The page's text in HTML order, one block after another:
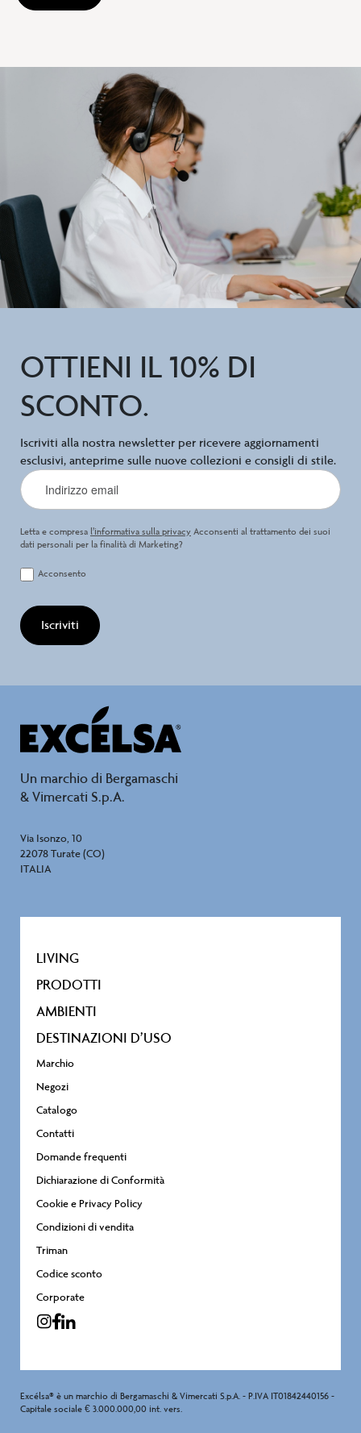
OTTIENI IL 10% DI
SCONTO.
Iscriviti alla nostra newsletter per ricevere aggiornamenti
esclusivi, anteprime sulle nuove collezioni e consigli di stile.
Letta e compresa l’informativa sulla privacy Acconsenti al trattamento dei suoi
dati personali per la finalità di Marketing?
Acconsento
Iscriviti
Un marchio di Bergamaschi
& Vimercati S.p.A.
Via Isonzo, 10
22078 Turate (CO)
ITALIA
LIVING
PRODOTTI
AMBIENTI
DESTINAZIONI D’USO
Marchio
Negozi
Catalogo
Contatti
Domande frequenti
Dichiarazione di Conformità
Cookie e Privacy Policy
Condizioni di vendita
Triman
Codice sconto
Corporate
Excélsa® è un marchio di Bergamaschi & Vimercati S.p.A. - P.IVA IT01842440156 -
Capitale sociale € 3.000.000,00 int. vers.